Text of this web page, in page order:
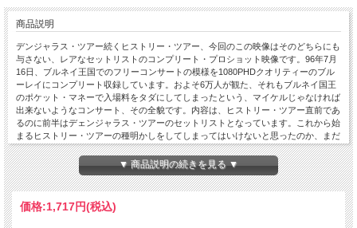
商品説明
デンジャラス・ツアー続くヒストリー・ツアー、今回のこの映像はそのどちらにも
与さない、レアなセットリストのコンプリート・プロショット映像です。96年7月
16日、ブルネイ王国でのフリーコンサートの模様を1080PHDクオリティーのブル
ーレイにコンプリート収録しています。およそ6万人が観た、それもブルネイ国王
のポケット・マネーで入場料をタダにしてしまったという、マイケルじゃなければ
出来ないようなコンサート、その全貌です。内容は、ヒストリー・ツアー直前であ
るのに前半はデェンジャラス・ツアーのセットリストとなっています。これから始
まるヒストリー・ツアーの種明かしをしてしまってはいけないと思ったのか、まだ
練習不足なのか、それでも4年も前のツアーを新しいツアーの練習している最中に
披露する、というのはある意味凄いです。Brace Yourselfのイントロ、そしてマイ
ケルがデンジャラス・ツアー時の衣装で登場、Jamのオープニングは何度観ても震
えが来る程のカッコよさです。それでもSmooth Criminalはダンスに切れがなく、
口パクでのタイミングがおかしい部分が露呈しています。後にヒストリー・ツアー
でバック・コーラスとなるマーヴァ・ヒックスとによるI Just Can't Stop Loving
▼ 商品説明の続きを見る ▼
価格:1,717円(税込)